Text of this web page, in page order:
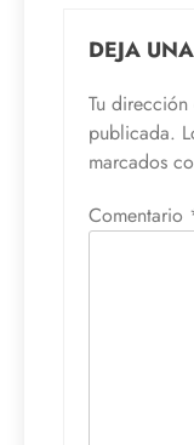
DEJA
Tu
publicada.
marcados
Comentario